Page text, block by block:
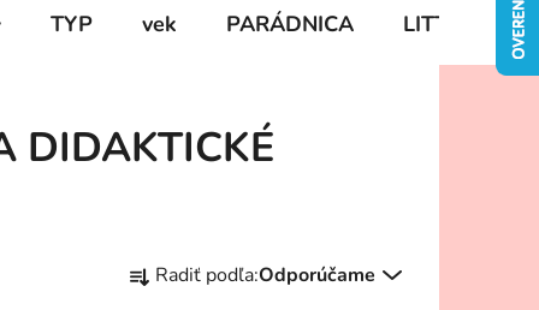
TYP vek PARÁDNICA LITTLE
DIDAKTICKÉ
a Radiť podľa:Odporúčame